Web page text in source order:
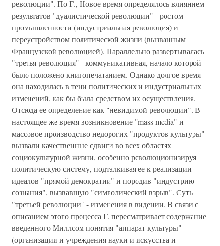
революции". По Г., Новое время определялось влиянием
результатов "дуалистической революции" - ростом
промышленности (индустриальная революция) и
переустройством политической жизни (вызванным
Французской революцией). Параллельно развертывалась
"третья революция" - коммуникативная, начало которой
было положено книгопечатанием. Однако долгое время
она находилась в тени политических и индустриальных
изменений, как бы была средством их осуществления.
Отсюда ее определение как "невидимой революции". В
настоящее же время возникновение "mass media" и
массовое производство недорогих "продуктов культуры"
вызвали качественные сдвиги во всех областях
социокультурной жизни, особенно революционизируя
политическую систему, подталкивая ее к реализации
идеалов "прямой демократии" и породив "индустрию
сознания", вызвавшую "символический взрыв". Суть
"третьей революции" - изменения в видении. В связи с
описанием этого процесса Г. пересматривает содержание
введенного Миллсом понятия "аппарат культуры"
(организации и учреждения науки и искусства и